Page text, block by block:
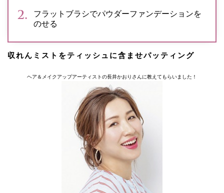
フラットブラシでパウダーファンデーションを
のせる
収れんミストをティッシュに含ませパッティング
ヘア＆メイクアップアーティストの長井かおりさんに教えてもらいました！